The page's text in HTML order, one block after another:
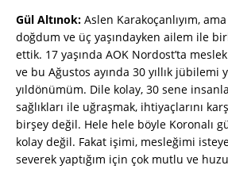
Gül Altınok: Aslen Karakoçanlıyım,
doğdum ve üç yaşındayken ailem ile
ettik. 17 yaşında AOK Nordost’ta
ve bu Ağustos ayında 30 yıllık jübilemi
yıldönümüm. Dile kolay, 30 sene
sağlıkları ile uğraşmak, ihtiyaçlarını
birşey değil. Hele hele böyle Koronalı
kolay değil. Fakat işimi, mesleğimi
severek yaptığım için çok mutlu ve